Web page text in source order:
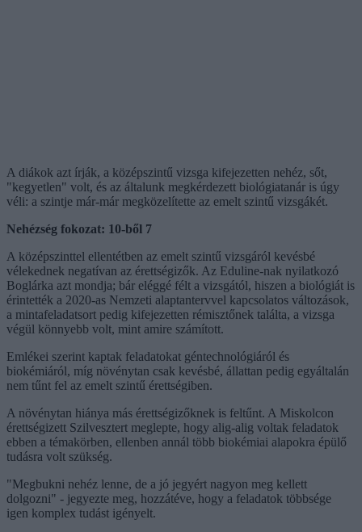
A diákok azt írják, a középszintű vizsga kifejezetten nehéz, sőt,
"kegyetlen" volt, és az általunk megkérdezett biológiatanár is úgy
véli: a szintje már-már megközelítette az emelt szintű vizsgákét.
Nehézség fokozat: 10-ből 7
A középszinttel ellentétben az emelt szintű vizsgáról kevésbé
vélekednek negatívan az érettségizők. Az Eduline-nak nyilatkozó
Boglárka azt mondja; bár eléggé félt a vizsgától, hiszen a biológiát is
érintették a 2020-as Nemzeti alaptantervvel kapcsolatos változások,
a mintafeladatsort pedig kifejezetten rémisztőnek találta, a vizsga
végül könnyebb volt, mint amire számított.
Emlékei szerint kaptak feladatokat géntechnológiáról és
biokémiáról, míg növénytan csak kevésbé, állattan pedig egyáltalán
nem tűnt fel az emelt szintű érettségiben.
A növénytan hiánya más érettségizőknek is feltűnt. A Miskolcon
érettségizett Szilvesztert meglepte, hogy alig-alig voltak feladatok
ebben a témakörben, ellenben annál több biokémiai alapokra épülő
tudásra volt szükség.
"Megbukni nehéz lenne, de a jó jegyért nagyon meg kellett
dolgozni" - jegyezte meg, hozzátéve, hogy a feladatok többsége
igen komplex tudást igényelt.